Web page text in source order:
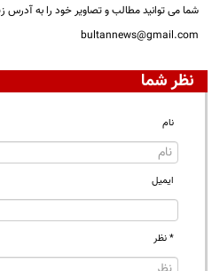
شما می توانید مطالب و تصاویر خود را به آدرس
bultannews@gmail.com
نظر شما
نام
ایمیل
* نظر